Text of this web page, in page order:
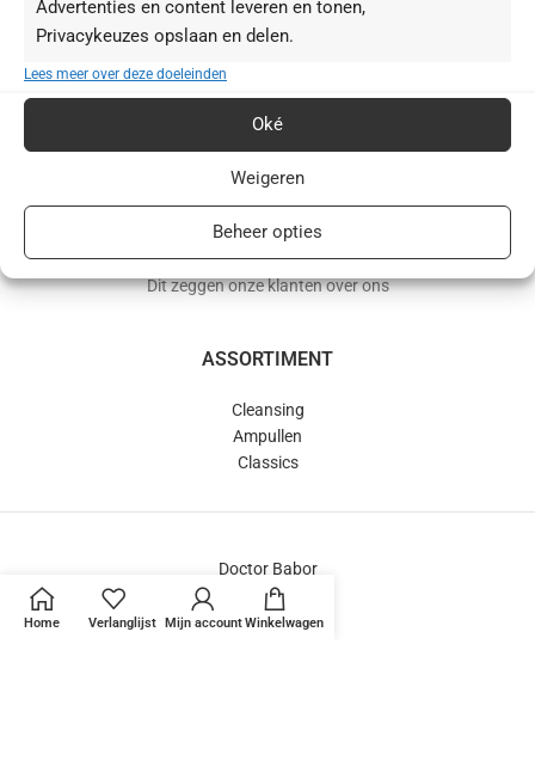
Advertenties en content leveren en tonen,
Privacykeuzes opslaan en delen.
Lees meer over deze doeleinden
Oké
Weigeren
Beheer opties
BABOR webshop | schoonheidsinstituut.nl
+31(0)85 016 0072
info@schoonheidsinstituut.nl
KVK: 96875941
RECENSIES
Dit zeggen onze klanten over ons
ASSORTIMENT
Cleansing
Ampullen
Classics
Doctor Babor
SeaCreation®
HSR®
Home Verlanglijst Mijn accountWinkelwagen